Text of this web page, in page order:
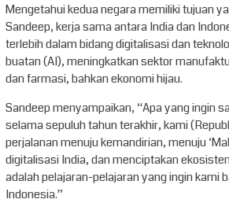
Mengetahui kedua negara memiliki tujuan
Sandeep, kerja sama antara India dan
terlebih dalam bidang digitalisasi dan
buatan (AI), meningkatkan sektor
dan farmasi, bahkan ekonomi hijau.
Sandeep menyampaikan, “Apa yang ingin
selama sepuluh tahun terakhir, kami
perjalanan menuju kemandirian, menuju
digitalisasi India, dan menciptakan
adalah pelajaran-pelajaran yang ingin kami
Indonesia.”